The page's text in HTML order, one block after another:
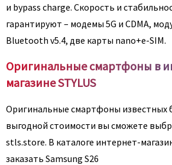
и bypass charge. Скорость и
гарантируют – модемы 5G и CDMA,
Bluetooth v5.4, две карты nano+e-SIM.
Оригинальные смартфоны в
магазине STYLUS
Оригинальные смартфоны известных
выгодной стоимости вы сможете
stls.store. В каталоге интернет-
заказать Samsung S26